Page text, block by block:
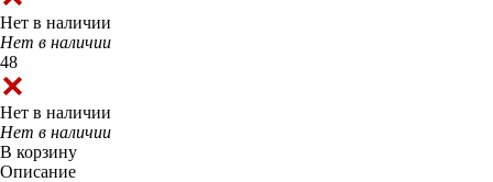
Нет в наличии
Нет в наличии
48
Нет в наличии
Нет в наличии
В корзину
Описание